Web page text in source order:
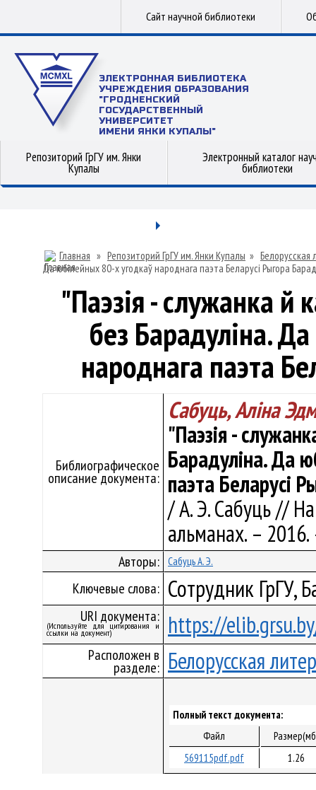
Сайт научной библиотеки
ЭЛЕКТРОННАЯ БИБЛИОТЕКА
УЧРЕЖДЕНИЯ ОБРАЗОВАНИЯ
"ГРОДНЕНСКИЙ
ГОСУДАРСТВЕННЫЙ
УНИВЕРСИТЕТ
ИМЕНИ ЯНКИ КУПАЛЫ"
Репозиторий ГрГУ им. Янки
Купалы
Электронный каталог
библиотеки
Главная » Репозиторий ГрГУ им. Янки Купалы » Белорусская
Да юбілейных 80-х угодкаў народнага паэта Беларусі Рыгора
"Паэзія - служанка й
без Барадуліна.
народнага паэта
Библиографическое
описание документа:
Сабуць, Аліна
"Паэзія -
Барадуліна. Да
паэта Беларусі
/ А. Э. Сабуць //
альманах. –
Авторы: Сабуць А. Э.
Ключевые слова: Сотрудник ГрГУ,
URI документа:
(Используйте для цитирования и
ссылки на документ) https://
Расположен в
разделе: Белорусская
Полный текст документа:
Файл
569115pdf.pdf
1.26